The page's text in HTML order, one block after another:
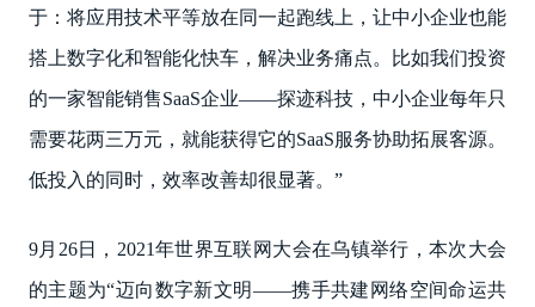
于：将应用技术平等放在同一起跑线上，让中小企业也能
搭上数字化和智能化快车，解决业务痛点。比如我们投资
的一家智能销售SaaS企业——探迹科技，中小企业每年只
需要花两三万元，就能获得它的SaaS服务协助拓展客源。
低投入的同时，效率改善却很显著。”
9月26日，2021年世界互联网大会在乌镇举行，本次大会
的主题为“迈向数字新文明——携手共建网络空间命运共